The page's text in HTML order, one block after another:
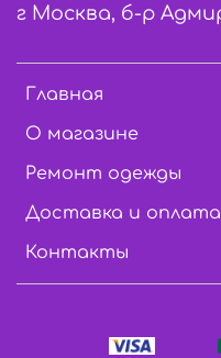
Главная
О магазине
Ремонт одежды
Доставка и оплата
Контакты
г Москва, б-р